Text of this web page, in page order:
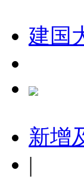
建国
新增
|